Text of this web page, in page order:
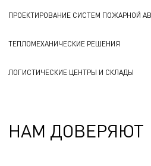
ПРОЕКТИРОВАНИЕ СИСТЕМ ПОЖАРНОЙ
ТЕПЛОМЕХАНИЧЕСКИЕ РЕШЕНИЯ
ЛОГИСТИЧЕСКИЕ ЦЕНТРЫ И СКЛАДЫ
НАМ ДОВЕРЯЮТ